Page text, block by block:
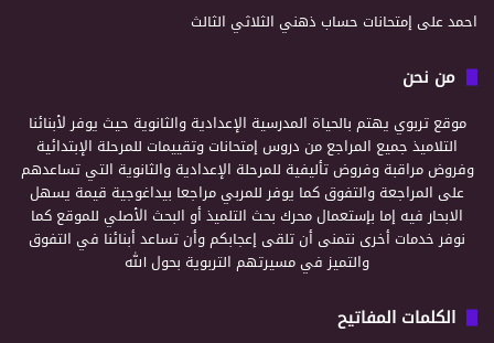
احمدعلى إمتحانات حساب ذهني الثلاثي الثالث
من نحن
موقع تربوي يهتم بالحياة المدرسية الإعدادية والثانوية حيث يوفر لأبنائنا
التلاميذ جميع المراجع من دروس إمتحانات وتقييمات للمرحلة الإبتدائية
وفروض مراقبة وفروض تأليفية للمرحلة الإعدادية والثانوية التي تساعدهم
على المراجعة والتفوق كما يوفر للمربي مراجعا بيداغوجية قيمة يسهل
الابحار فيه إما بإستعمال محرك بحث التلميذ أو البحث الأصلي للموقع كما
نوفر خدمات أخرى نتمنى أن تلقى إعجابكم وأن تساعد أبنائنا في التفوق
والتميز في مسيرتهم التربوية بحول الله
الكلمات المفاتيح